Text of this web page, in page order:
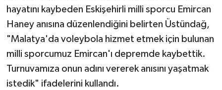
hayatını kaybeden Eskişehirli milli sporcu Emircan
Haney anısına düzenlendiğini belirten Üstündağ,
"Malatya'da voleybola hizmet etmek için bulunan
milli sporcumuz Emircan'ı depremde kaybettik.
Turnuvamıza onun adını vererek anısını yaşatmak
istedik" ifadelerini kullandı.